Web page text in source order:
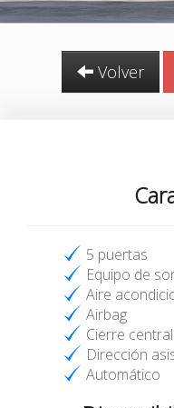
Volver
5 puertas
Equipo de
Aire
Airbag
Cierre
Dirección
Automático